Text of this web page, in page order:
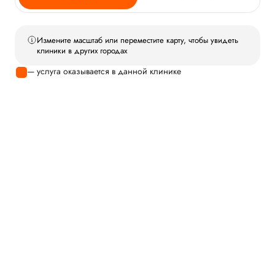
Измените масштаб или переместите карту, чтобы увидеть
клиники в других городах
— услуга оказывается в данной клинике